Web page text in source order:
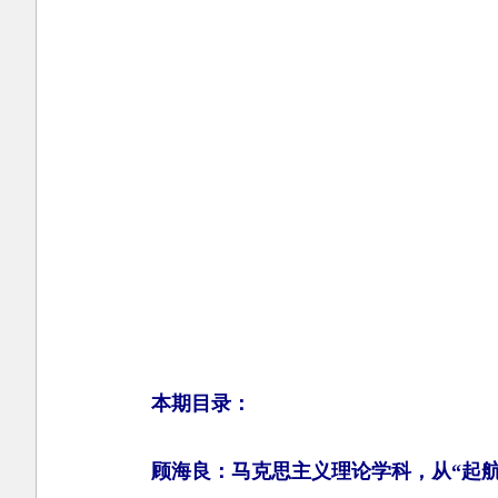
本期目录：
顾海良：马克思主义理论学科，从“起